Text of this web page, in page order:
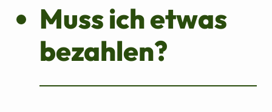
Muss ich etwas
bezahlen?